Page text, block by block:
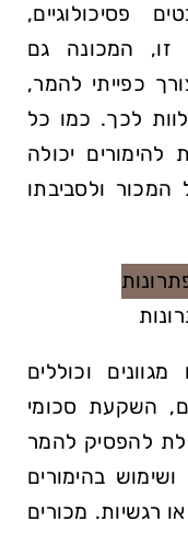
פסיכולוגיים,
זו, המכונה גם
כפייתי להמר,
לכך. כמו כל
יכולה
המכור ולסביבתו
וכוללים
השקעת סכומי
להפסיק להמר
ושימוש בהימורים
רגשיות. מכורים